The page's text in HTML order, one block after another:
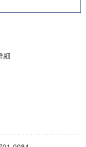
ート
ム「超成熟社会発展のサ
細